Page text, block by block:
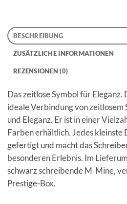
BESCHREIBUNG
ZUSÄTZLICHE INFORMATIONEN
REZENSIONEN (0)
Das zeitlose Symbol für Eleganz.
ideale Verbindung von
und Eleganz. Er ist in einer
Farben erhältlich. Jedes
gefertigt und macht das
besonderen Erlebnis. Im
schwarz schreibende M-Mine,
Prestige-Box.